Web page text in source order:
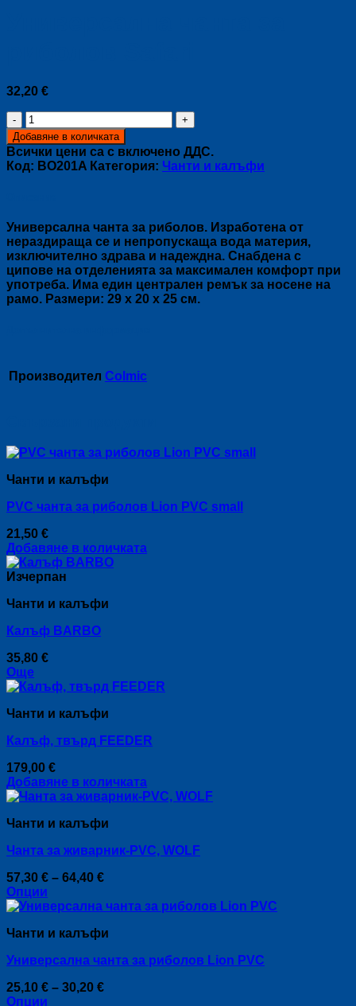
32,20 €
количество
за
Универсална
чанта
за
Добавяне в количката
Всички цени са с включено ДДС.
Код: BO201A Категория: Чанти и калъфи
Универсална чанта за риболов. Изработена от
нераздираща се и непропускаща вода материя,
изключително здрава и надеждна. Снабдена с
ципове на отделенията за максимален комфорт при
употреба. Има един централен ремък за носене на
рамо. Размери: 29 х 20 х 25 см.
Производител Colmic
Чанти и калъфи
PVC чанта за риболов Lion PVC small
21,50 €
Добавяне в количката
Изчерпан
Чанти и калъфи
Кaлъф BARBO
35,80 €
Още
Чанти и калъфи
Кaлъф, твърд FEEDER
179,00 €
Добавяне в количката
Чанти и калъфи
Чанта за живарник-PVC, WOLF
57,30 € – 64,40 €Price
57,30 €
64,40 €
Опции
This
has
variants.
options
Чанти и калъфи
Универсална чанта за риболов Lion PVC
25,10 € – 30,20 €Price
Опции